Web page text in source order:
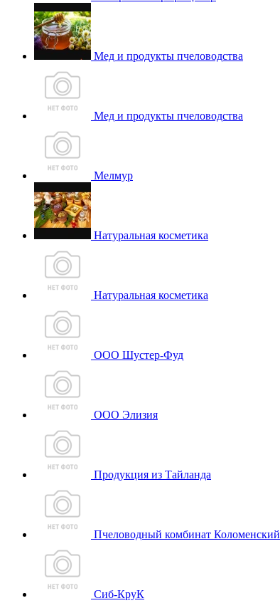
Мед и продукты пчеловодства
Мед и продукты пчеловодства
Мелмур
Натуральная косметика
Натуральная косметика
ООО Шустер-Фуд
ООО Элизия
Продукция из Тайланда
Пчеловодный комбинат Коломенский
Сиб-КруК